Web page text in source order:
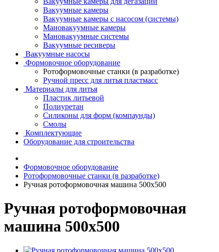
Вакуумные камеры
Вакуумные камеры с насосом (системы)
Мановакуумные камеры
Мановакуумные системы
Вакуумные ресиверы
Вакуумные насосы
Формовочное оборудование
Ротоформовочные станки (в разработке)
Ручной пресс для литья пластмасс
Материалы для литья
Пластик литьевой
Полиуретан
Силиконы для форм (компаунды)
Смолы
Комплектующие
Оборудование для строительства
Формовочное оборудование
Ротоформовочные станки (в разработке)
Ручная ротоформовочная машина 500х500
Ручная ротоформовочная
машина 500х500